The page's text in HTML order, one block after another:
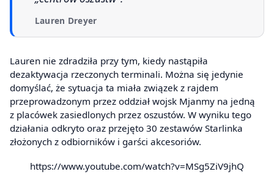
Lauren Dreyer
Lauren nie zdradziła przy tym, kiedy nastąpiła
dezaktywacja rzeczonych terminali. Można się jedynie
domyślać, że sytuacja ta miała związek z rajdem
przeprowadzonym przez oddział wojsk Mjanmy na jedną
z placówek zasiedlonych przez oszustów. W wyniku tego
działania odkryto oraz przejęto 30 zestawów Starlinka
złożonych z odbiorników i garści akcesoriów.
https://www.youtube.com/watch?v=MSg5ZiV9jhQ